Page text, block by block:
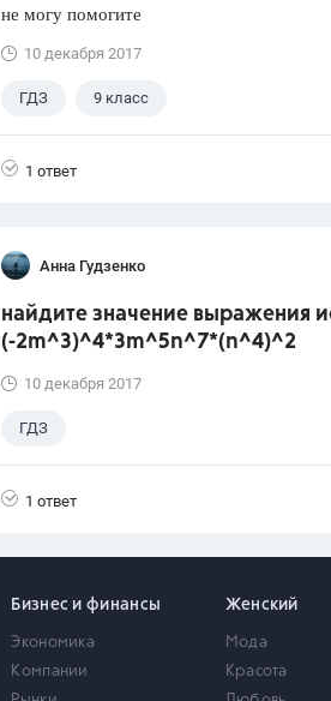
не могу помогите
10 декабря 2017
ГДЗ 9 класс
1 ответ
Анна Гудзенко
найдите значение выражения
(-2m^3)^4*3m^5n^7*(n^4)^2
10 декабря 2017
ГДЗ
1 ответ
Бизнес и финансы
Экономика
Компании
Женский
Мода
Красота